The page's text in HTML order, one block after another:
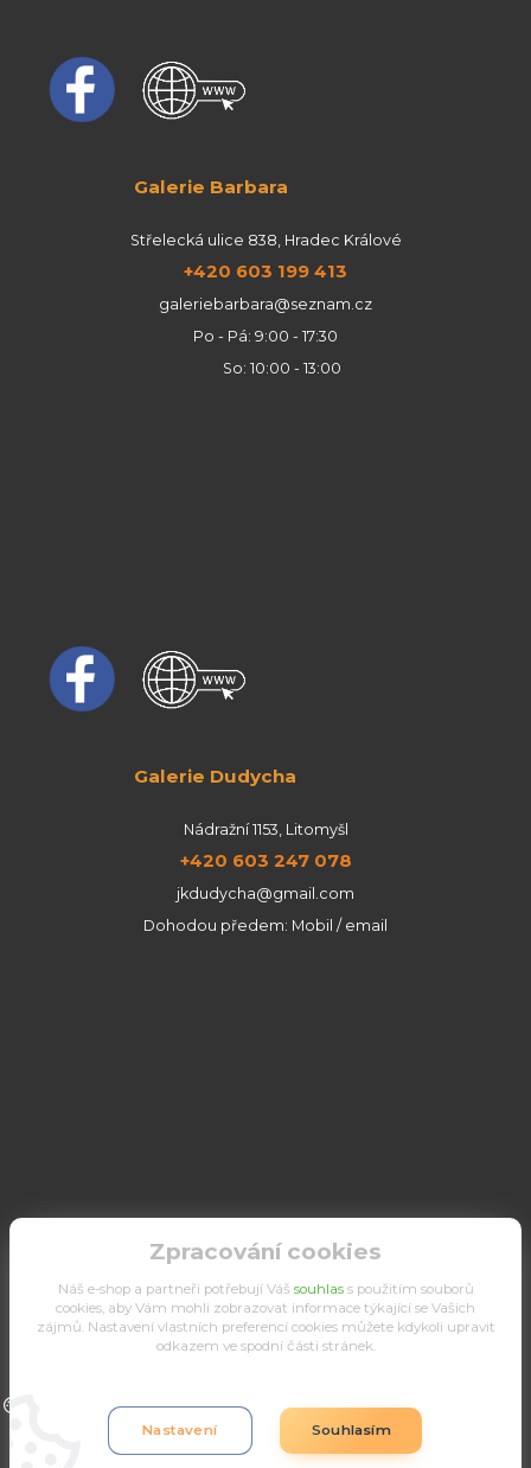
Galerie Barbara
Střelecká ulice 838, Hradec Králové
+420 603 199 413
galeriebarbara@seznam.cz
Po - Pá: 9:00 - 17:30
So: 10:00 - 13:00
Galerie Dudycha
Nádražní 1153, Litomyšl
+420 603 247 078
jkdudycha@gmail.com
Dohodou předem: Mobil / email
Upravit sběr cookies.
Zpracování cookies
Náš e-shop a partneři potřebují Váš souhlass použitím souborů
cookies, aby Vám mohli zobrazovat informace týkající se Vašich
zájmů. Nastavení vlastních preferencí cookies můžete kdykoli upravit
odkazem ve spodní části stránek.
Nastavení Souhlasím